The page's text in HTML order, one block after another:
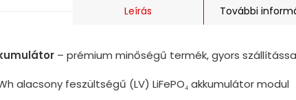
Leírás További
– prémium minőségű termék, gyors
alacsony feszültségű (LV) LiFePO₄ akkumulátor modul